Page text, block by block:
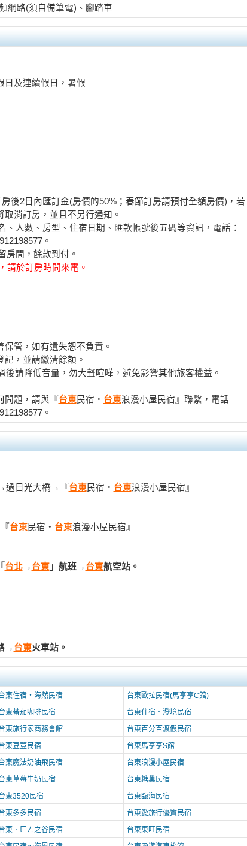
網路(須自備筆電)、腳踏車
及連續假日，暑假
後2日內匯訂金(房價的50%；春節訂房請預付全額房價)，若
消訂房，並且不另行通知。
、人數、房型、住宿日期、匯款帳號後五碼等資訊，電話：
。
房間，餘款到付。
請於訂房時間來電。
管，如有遺失恕不負責。
，並請繳清餘額。
請降低音量，勿大聲喧嘩，避免影響其他旅客權益。
問題，請與『台東民宿‧ 台東浪漫小屋民宿』聯繫，電話
。
過日光大橋→『台東民宿‧ 台東浪漫小屋民宿』
台東民宿‧ 台東浪漫小屋民宿』
台北→ 台東」航班→ 台東航空站。
→ 台東火車站。
東住宿‧海然民宿
台東歐拉民宿(馬亨亨C館)
東蕃茄咖啡民宿
台東住宿．澄境民宿
東旅行家商務會館
台東百分百渡假民宿
東豆荳民宿
台東馬亨亨S館
東魔法奶油飛民宿
台東浪漫小屋民宿
東草莓牛奶民宿
台東糖巢民宿
東3520民宿
台東臨海民宿
東多多民宿
台東愛旅行優質民宿
東．ㄈㄥ之谷民宿
台東東旺民宿